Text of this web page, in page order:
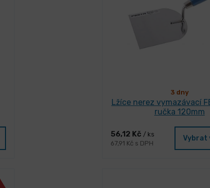
3 dny
Lžíce nerez vymazávací
ručka 120mm
56,12 Kč / ks
67,91 Kč s DPH
Vybrat